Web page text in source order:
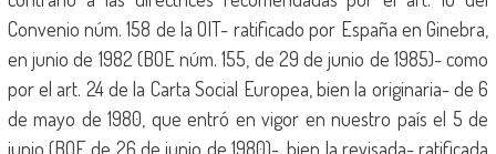
Convenio núm. 158 de la OIT- ratificado por España en Ginebra,
en junio de 1982 (BOE núm. 155, de 29 de junio de 1985)- como
por el art. 24 de la Carta Social Europea, bien la originaria- de 6
de mayo de 1980, que entró en vigor en nuestro país el 5 de
junio (BOE de 26 de junio de 1980)-, bien la revisada- ratificada